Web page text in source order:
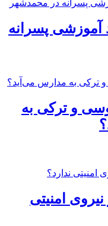
آموزشی پسرانه
و ترکی به
امنیتی